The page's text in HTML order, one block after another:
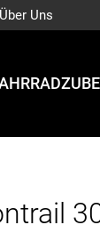
Über Uns